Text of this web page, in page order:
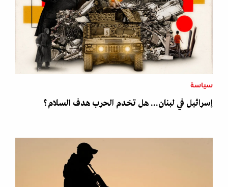
سياسة
إسرائيل في لبنان... هل تخدم الحرب هدف السلام؟